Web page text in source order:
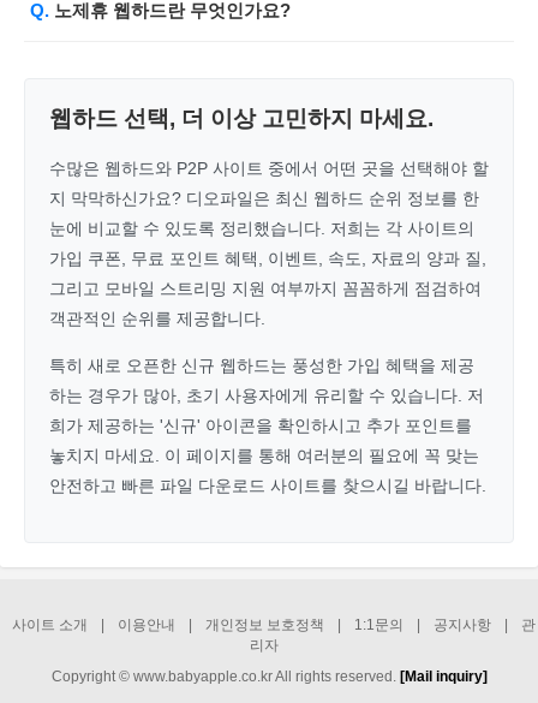
노제휴 웹하드란 무엇인가요?
웹하드 선택, 더 이상 고민하지 마세요.
수많은 웹하드와 P2P 사이트 중에서 어떤 곳을 선택해야 할
지 막막하신가요? 디오파일은 최신 웹하드 순위 정보를 한
눈에 비교할 수 있도록 정리했습니다. 저희는 각 사이트의
가입 쿠폰, 무료 포인트 혜택, 이벤트, 속도, 자료의 양과 질,
그리고 모바일 스트리밍 지원 여부까지 꼼꼼하게 점검하여
객관적인 순위를 제공합니다.
특히 새로 오픈한 신규 웹하드는 풍성한 가입 혜택을 제공
하는 경우가 많아, 초기 사용자에게 유리할 수 있습니다. 저
희가 제공하는 '신규' 아이콘을 확인하시고 추가 포인트를
놓치지 마세요. 이 페이지를 통해 여러분의 필요에 꼭 맞는
안전하고 빠른 파일 다운로드 사이트를 찾으시길 바랍니다.
사이트 소개 이용안내 개인정보 보호정책 1:1문의 공지사항
관
리자
Copyright © www.babyapple.co.kr All rights reserved. [Mail inquiry]